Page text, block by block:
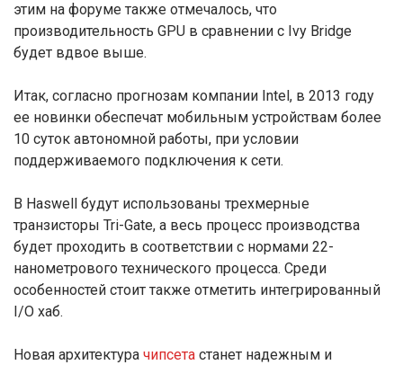
этим на форуме также отмечалось, что
производительность GPU в сравнении с Ivy Bridge
будет вдвое выше.
Итак, согласно прогнозам компании Intel, в 2013 году
ее новинки обеспечат мобильным устройствам более
10 суток автономной работы, при условии
поддерживаемого подключения к сети.
В Haswell будут использованы трехмерные
транзисторы Tri-Gate, а весь процесс производства
будет проходить в соответствии с нормами 22-
нанометрового технического процесса. Среди
особенностей стоит также отметить интегрированный
I/O хаб.
Новая архитектура чипсета станет надежным и